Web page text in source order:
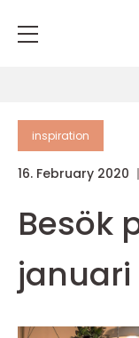
inspiration
16. February 2020
Besök
januari